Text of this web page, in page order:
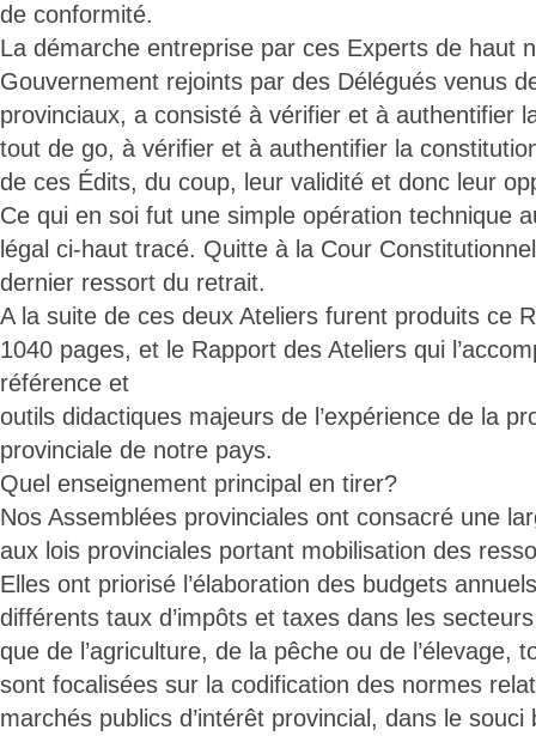
de conformité.
La démarche entreprise par ces Experts de haut
Gouvernement rejoints par des Délégués venus
provinciaux, a consisté à vérifier et à authentifier
tout de go, à vérifier et à authentifier la
de ces Édits, du coup, leur validité et donc leur
Ce qui en soi fut une simple opération technique
légal ci-haut tracé. Quitte à la Cour
dernier ressort du retrait.
A la suite de ces deux Ateliers furent produits ce
1040 pages, et le Rapport des Ateliers qui
référence et
outils didactiques majeurs de l’expérience de la
provinciale de notre pays.
Quel enseignement principal en tirer?
Nos Assemblées provinciales ont consacré une
aux lois provinciales portant mobilisation des
Elles ont priorisé l’élaboration des budgets
différents taux d’impôts et taxes dans les
que de l’agriculture, de la pêche ou de l’élevage,
sont focalisées sur la codification des normes
marchés publics d’intérêt provincial, dans le